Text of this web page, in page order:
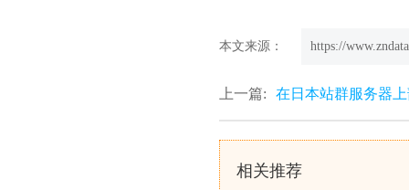
本文来源： https://
上一篇: 在日本站群服务器
相关推荐